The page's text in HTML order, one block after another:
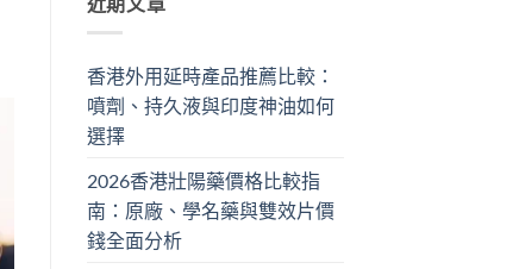
香港外用延時產品推薦比較：
噴劑、持久液與印度神油如何
選擇
2026香港壯陽藥價格比較指
南：原廠、學名藥與雙效片價
錢全面分析